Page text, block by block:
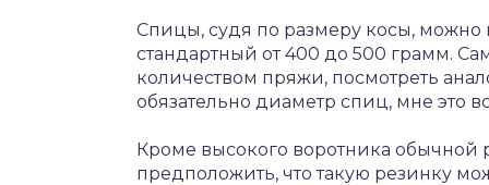
Спицы, судя по размеру косы, можно
стандартный от 400 до 500 грамм.
количеством пряжи, посмотреть
обязательно диаметр спиц, мне это
Кроме высокого воротника
предположить, что такую резинку